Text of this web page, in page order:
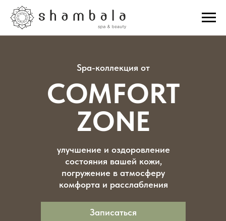
COMFORT
ZONE
Записаться
улучшение и оздоровление
состояния вашей кожи,
погружение в атмосферу
комфорта и расслабления
Spa-коллекция от